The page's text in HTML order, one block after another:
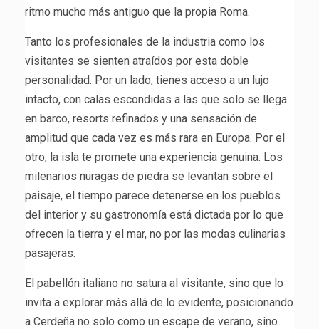
ritmo mucho más antiguo que la propia Roma.
Tanto los profesionales de la industria como los
visitantes se sienten atraídos por esta doble
personalidad. Por un lado, tienes acceso a un lujo
intacto, con calas escondidas a las que solo se llega
en barco, resorts refinados y una sensación de
amplitud que cada vez es más rara en Europa. Por el
otro, la isla te promete una experiencia genuina. Los
milenarios nuragas de piedra se levantan sobre el
paisaje, el tiempo parece detenerse en los pueblos
del interior y su gastronomía está dictada por lo que
ofrecen la tierra y el mar, no por las modas culinarias
pasajeras.
El pabellón italiano no satura al visitante, sino que lo
invita a explorar más allá de lo evidente, posicionando
a Cerdeña no solo como un escape de verano, sino